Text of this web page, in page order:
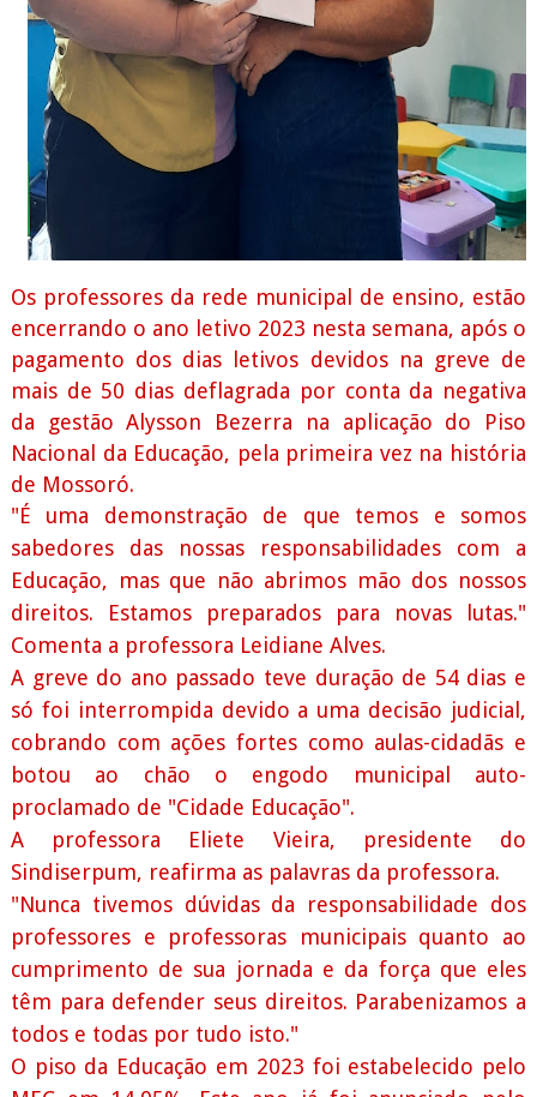
Os professores da rede municipal de ensino, estão
encerrando o ano letivo 2023 nesta semana, após o
pagamento dos dias letivos devidos na greve de
mais de 50 dias deflagrada por conta da negativa
da gestão Alysson Bezerra na aplicação do Piso
Nacional da Educação, pela primeira vez na história
de Mossoró.
"É uma demonstração de que temos e somos
sabedores das nossas responsabilidades com a
Educação, mas que não abrimos mão dos nossos
direitos. Estamos preparados para novas lutas."
Comenta a professora Leidiane Alves.
A greve do ano passado teve duração de 54 dias e
só foi interrompida devido a uma decisão judicial,
cobrando com ações fortes como aulas-cidadãs e
botou ao chão o engodo municipal auto-
proclamado de "Cidade Educação".
A professora Eliete Vieira, presidente do
Sindiserpum, reafirma as palavras da professora.
"Nunca tivemos dúvidas da responsabilidade dos
professores e professoras municipais quanto ao
cumprimento de sua jornada e da força que eles
têm para defender seus direitos. Parabenizamos a
todos e todas por tudo isto."
O piso da Educação em 2023 foi estabelecido pelo